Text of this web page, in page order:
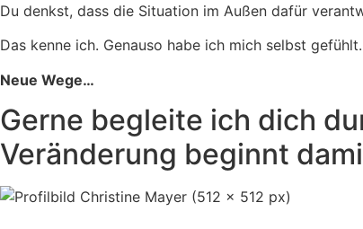
Du denkst, dass die Situation im Außen dafür
Das kenne ich. Genauso habe ich mich selbst gefühlt.
Neue Wege…
Gerne begleite ich dich
Veränderung beginnt